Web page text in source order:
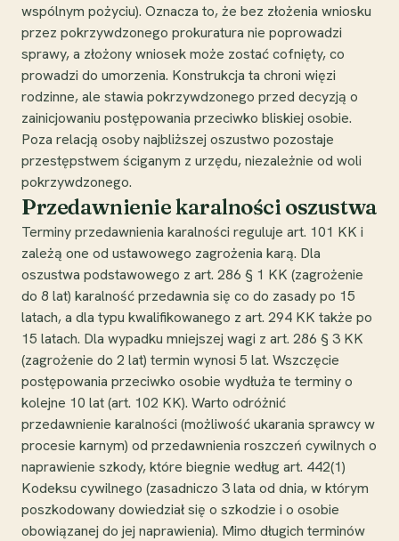
wspólnym pożyciu). Oznacza to, że bez złożenia wniosku
przez pokrzywdzonego prokuratura nie poprowadzi
sprawy, a złożony wniosek może zostać cofnięty, co
prowadzi do umorzenia. Konstrukcja ta chroni więzi
rodzinne, ale stawia pokrzywdzonego przed decyzją o
zainicjowaniu postępowania przeciwko bliskiej osobie.
Poza relacją osoby najbliższej oszustwo pozostaje
przestępstwem ściganym z urzędu, niezależnie od woli
pokrzywdzonego.
Przedawnienie karalności oszustwa
Terminy przedawnienia karalności reguluje art. 101 KK i
zależą one od ustawowego zagrożenia karą. Dla
oszustwa podstawowego z art. 286 § 1 KK (zagrożenie
do 8 lat) karalność przedawnia się co do zasady po 15
latach, a dla typu kwalifikowanego z art. 294 KK także po
15 latach. Dla wypadku mniejszej wagi z art. 286 § 3 KK
(zagrożenie do 2 lat) termin wynosi 5 lat. Wszczęcie
postępowania przeciwko osobie wydłuża te terminy o
kolejne 10 lat (art. 102 KK). Warto odróżnić
przedawnienie karalności (możliwość ukarania sprawcy w
procesie karnym) od przedawnienia roszczeń cywilnych o
naprawienie szkody, które biegnie według art. 442(1)
Kodeksu cywilnego (zasadniczo 3 lata od dnia, w którym
poszkodowany dowiedział się o szkodzie i o osobie
obowiązanej do jej naprawienia). Mimo długich terminów